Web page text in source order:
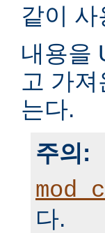
같이 사
내용을
고 가
는다.
주의:
다.